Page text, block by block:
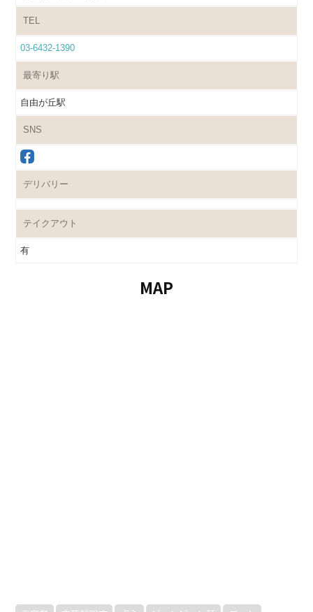
TEL
03-6432-1390
最寄り駅
自由が丘駅
SNS
デリバリー
テイクアウト
有
MAP